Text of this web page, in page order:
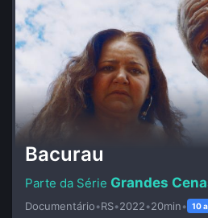
Bacurau
Grandes
Documentário•RS•2022•20min• 10